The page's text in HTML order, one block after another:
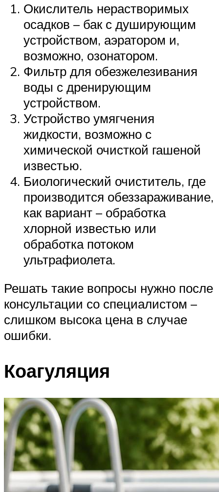
Окислитель нерастворимых
осадков – бак с душирующим
устройством, аэратором и,
возможно, озонатором.
Фильтр для обезжелезивания
воды с дренирующим
устройством.
Устройство умягчения
жидкости, возможно с
химической очисткой гашеной
известью.
Биологический очиститель, где
производится обеззараживание,
как вариант – обработка
хлорной известью или
обработка потоком
ультрафиолета.
Решать такие вопросы нужно после
консультации со специалистом –
слишком высока цена в случае
ошибки.
Коагуляция